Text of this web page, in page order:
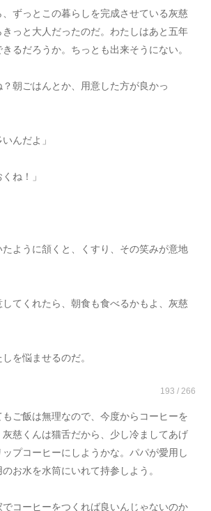
ずっとこの暮らしを完成させている灰慈
きっと大人だったのだ。わたしはあと五年
るだろうか。ちっとも出来そうにない。
朝ごはんとか、用意した方が良かっ
んだよ」
ね！」
ように頷くと、くすり、その笑みが意地
してくれたら、朝食も食べるかもよ、灰慈
を悩ませるのだ。
193 / 266
ご飯は無理なので、今度からコーヒーを
慈くんは猫舌だから、少し冷ましてあげ
プコーヒーにしようかな。パパが愛用し
お水を水筒にいれて持参しよう。
でコーヒーをつくれば良いんじゃないのか